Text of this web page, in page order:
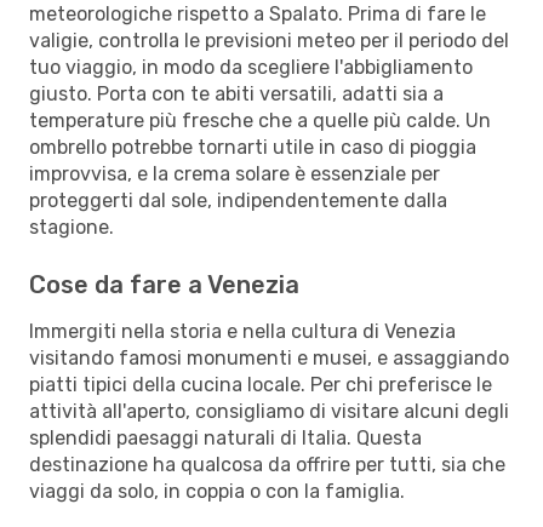
meteorologiche rispetto a Spalato. Prima di fare le
valigie, controlla le previsioni meteo per il periodo del
tuo viaggio, in modo da scegliere l'abbigliamento
giusto. Porta con te abiti versatili, adatti sia a
temperature più fresche che a quelle più calde. Un
ombrello potrebbe tornarti utile in caso di pioggia
improvvisa, e la crema solare è essenziale per
proteggerti dal sole, indipendentemente dalla
stagione.
Cose da fare a Venezia
Immergiti nella storia e nella cultura di Venezia
visitando famosi monumenti e musei, e assaggiando
piatti tipici della cucina locale. Per chi preferisce le
attività all'aperto, consigliamo di visitare alcuni degli
splendidi paesaggi naturali di Italia. Questa
destinazione ha qualcosa da offrire per tutti, sia che
viaggi da solo, in coppia o con la famiglia.